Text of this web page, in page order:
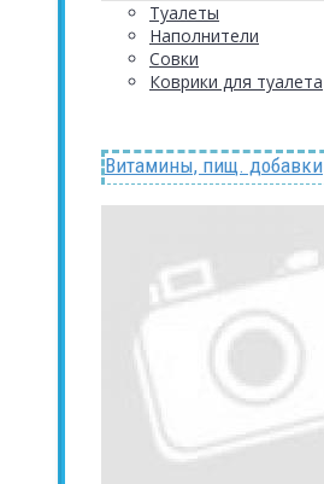
Туалеты
Наполнители
Совки
Коврики для туалета
Витамины, пищ. добавки